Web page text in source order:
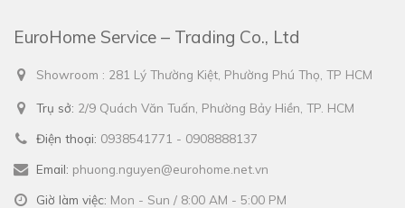
EuroHome Service – Trading Co., Ltd
Showroom : 281 Lý Thường Kiệt, Phường Phú Thọ, TP HCM
Trụ sở: 2/9 Quách Văn Tuấn, Phường Bảy Hiền, TP. HCM
Điện thoại: 0938541771 - 0908888137
Email: phuong.nguyen@eurohome.net.vn
Giờ làm việc: Mon - Sun / 8:00 AM - 5:00 PM